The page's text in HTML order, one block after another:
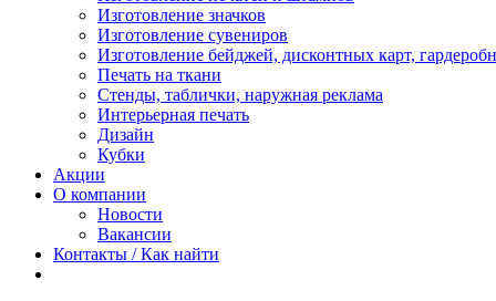
Изготовление значков
Изготовление сувениров
Изготовление бейджей, дисконтных карт,
Печать на ткани
Стенды, таблички, наружная реклама
Интерьерная печать
Дизайн
Кубки
Акции
О компании
Новости
Вакансии
Контакты / Как найти